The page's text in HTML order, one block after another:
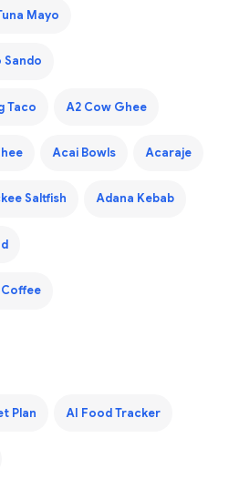
Mayo
Sando
Taco A2 Cow Ghee
Acai Bowls Acaraje
Saltfish Adana Kebab
Plan AI Food Tracker